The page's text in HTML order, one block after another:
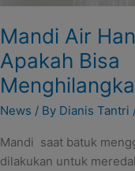
Mandi Air
Apakah Bisa
News / By Dianis Tantri
Mandi saat batuk
dilakukan untuk